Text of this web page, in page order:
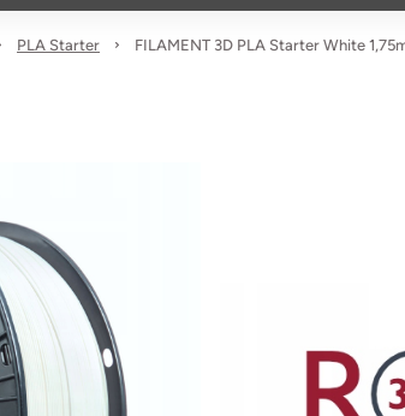
PLA Starter FILAMENT 3D PLA Starter White